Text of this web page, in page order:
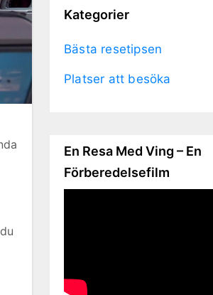
Kategorier
Bästa resetipsen
Platser att besöka
En Resa Med Ving – En
Förberedelsefilm